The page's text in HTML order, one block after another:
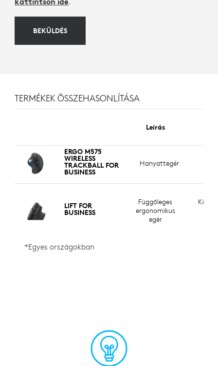
BEKÜLDÉS
TERMÉKEK ÖSSZEHASONLÍTÁSA
Leírás
ERGO M575
WIRELESS
TRACKBALL FOR
BUSINESS
Hanyattegér
LIFT FOR
BUSINESS
Függőleges
ergonomikus
egér
Kis és
*Egyes országokban